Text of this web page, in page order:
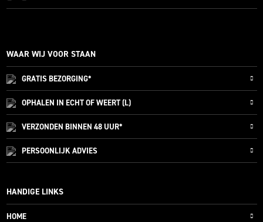
WAAR WIJ VOOR STAAN
GRATISBEZORGING*
OPHALEN IN ECHT OF WEERT (L)
VERZONDEN BINNEN 48 UUR*
PERSOONLIJKADVIES
HANDIGE LINKS
HOME